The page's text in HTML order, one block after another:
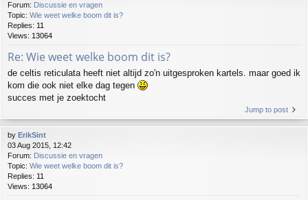
Forum: Discussie en vragen
Topic: Wie weet welke boom dit is?
Replies: 11
Views: 13064
Re: Wie weet welke boom dit is?
de celtis reticulata heeft niet altijd zo'n uitgesproken kartels. maar goed ik
kom die ook niet elke dag tegen
succes met je zoektocht
Jump to post
by ErikSint
03 Aug 2015, 12:42
Forum: Discussie en vragen
Topic: Wie weet welke boom dit is?
Replies: 11
Views: 13064